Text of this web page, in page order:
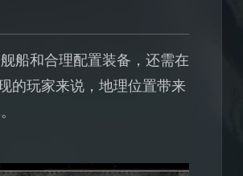
船和合理配置装备，还需在
的玩家来说，地理位置带来